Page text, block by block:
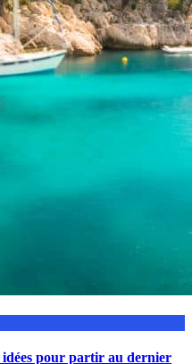
idées pour partir au dernier